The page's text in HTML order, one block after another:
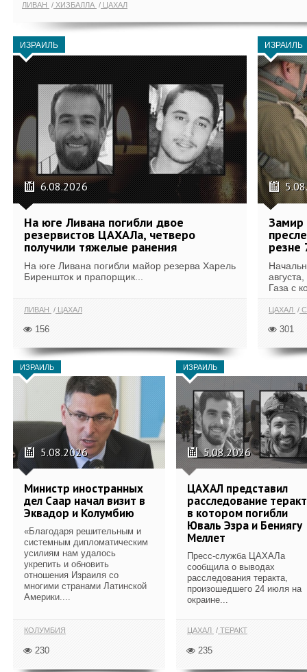
ЛИВАН ХИЗБАЛЛА ЦАХАЛ
ИЗРАИЛЬ
6.08.2026
На юге Ливана погибли двое
резервистов ЦАХАЛа, четверо
получили тяжелые ранения
На юге Ливана погибли майор резерва Харель
Биреншток и прапорщик...
ЛИВАН ЦАХАЛ
156
ИЗРАИЛЬ
Замир
резне
Газа с
ЦАХАЛ
301
ИЗРАИЛЬ
5.08.2026
Министр иностранных
дел Саар начал визит в
Эквадор и Колумбию
«Благодаря решительным и
системным дипломатическим
усилиям нам удалось
укрепить и обновить
отношения Израиля со
многими странами Латинской
Америки....
КОЛУМБИЯ
230
ИЗРАИЛЬ
5.08.2026
ЦАХАЛ представил
расследование
в котором погибли
Юваль Эзра и Бениягу
Меллет
Пресс-служба ЦАХАЛа
сообщила о выводах
расследования теракта,
произошедшего 24 июля на
окраине...
ЦАХАЛ ТЕРАКТ
235